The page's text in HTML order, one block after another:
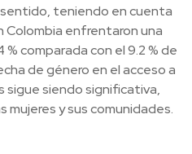
teniendo en cuenta
Colombia enfrentaron una
comparada con el 9.2 % de
de género en el acceso a
siendo significativa,
mujeres y sus comunidades.